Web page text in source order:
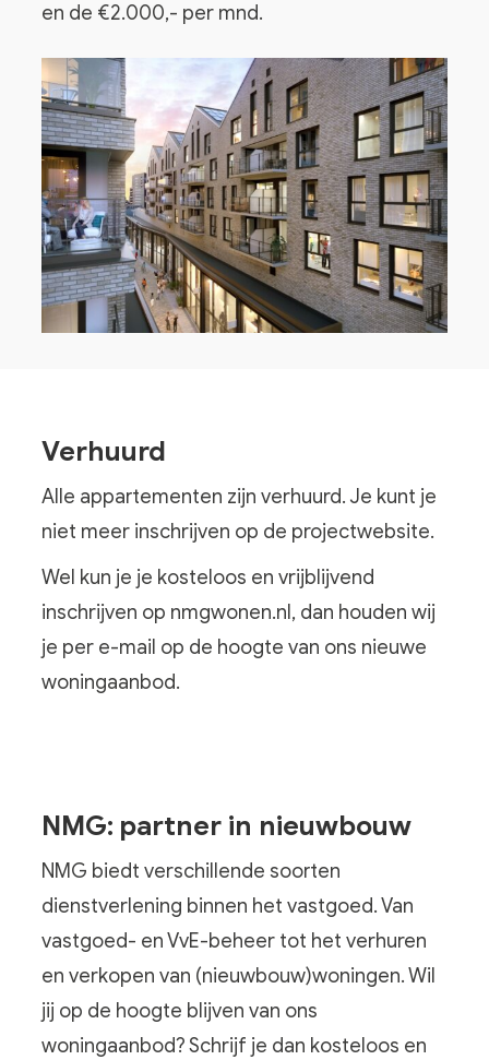
en de €2.000,- per mnd.
Verhuurd
Alle appartementen zijn verhuurd. Je kunt je
niet meer inschrijven op de projectwebsite.
Wel kun je je kosteloos en vrijblijvend
inschrijven op nmgwonen.nl, dan houden wij
je per e-mail op de hoogte van ons nieuwe
woningaanbod.
NMG: partner in nieuwbouw
NMG biedt verschillende soorten
dienstverlening binnen het vastgoed. Van
vastgoed- en VvE-beheer tot het verhuren
en verkopen van (nieuwbouw)woningen. Wil
jij op de hoogte blijven van ons
woningaanbod? Schrijf je dan kosteloos en